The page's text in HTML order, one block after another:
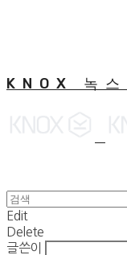
KNOX 녹스
Edit
Delete
글쓴이